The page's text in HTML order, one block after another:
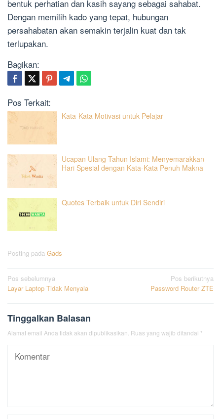
bentuk perhatian dan kasih sayang sebagai sahabat.
Dengan memilih kado yang tepat, hubungan
persahabatan akan semakin terjalin kuat dan tak
terlupakan.
Bagikan:
Pos Terkait:
Kata-Kata Motivasi untuk Pelajar
Ucapan Ulang Tahun Islami: Menyemarakkan
Hari Spesial dengan Kata-Kata Penuh Makna
Quotes Terbaik untuk Diri Sendiri
Posting pada Gads
Navigasi
pos
Pos sebelumnya
Layar Laptop Tidak Menyala
Pos berikutnya
Password Router ZTE
Tinggalkan Balasan
Alamat email Anda tidak akan dipublikasikan. Ruas yang wajib ditandai *